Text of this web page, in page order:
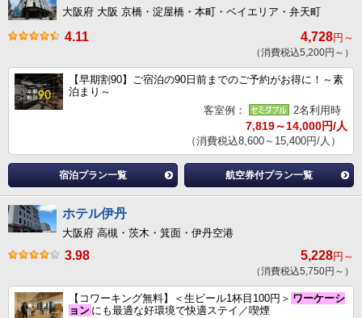
大阪府 大阪 京橋・淀屋橋・本町・ベイエリア・弁天町
4.11 4,728円～
（消費税込5,200円～）
【早期割90】ご宿泊の90日前までのご予約がお得に！～素
泊まり～
客室例：
2名利用時
7,819～14,000円/人
（消費税込8,600～15,400円/人）
宿泊プラン一覧 航空券付プラン一覧
ホテル伊丹
大阪府 高槻・茨木・箕面・伊丹空港
3.98 5,228円～
（消費税込5,750円～）
【コワーキング無料】＜生ビール1杯目100円＞ ワーケーシ
ョン にも最適な好環境で快適ステイ／喫煙